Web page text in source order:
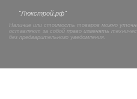
"Люкстрой.рф"
Наличие или стоимость товаров можно
оставляют за собой право изменять
без предварительного уведомления.